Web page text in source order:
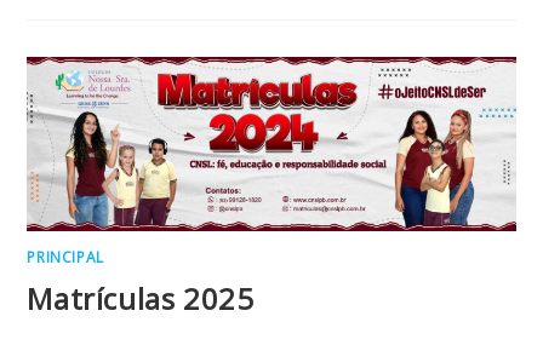
PRINCIPAL
Matrículas 2025